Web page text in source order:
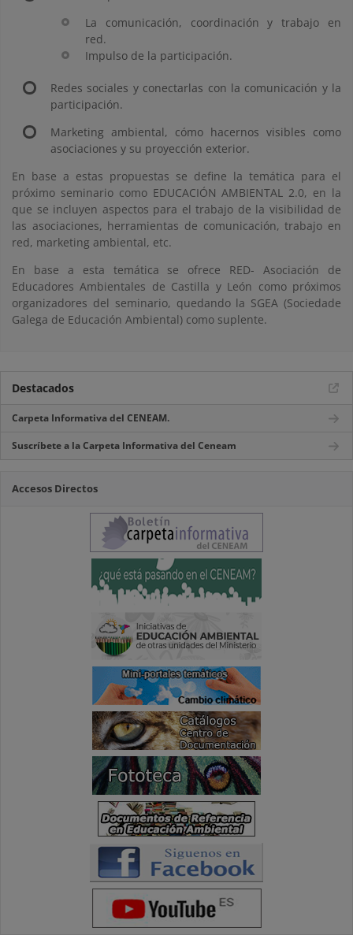
La comunicación, coordinación y trabajo en
red.
Impulso de la participación.
Redes sociales y conectarlas con la comunicación y la
participación.
Marketing ambiental, cómo hacernos visibles como
asociaciones y su proyección exterior.
En base a estas propuestas se define la temática para el
próximo seminario como EDUCACIÓN AMBIENTAL 2.0, en la
que se incluyen aspectos para el trabajo de la visibilidad de
las asociaciones, herramientas de comunicación, trabajo en
red, marketing ambiental, etc.
En base a esta temática se ofrece RED- Asociación de
Educadores Ambientales de Castilla y León como próximos
organizadores del seminario, quedando la SGEA (Sociedade
Galega de Educación Ambiental) como suplente.
Destacados
Carpeta Informativa del CENEAM.
Suscríbete a la Carpeta Informativa del Ceneam
Accesos Directos